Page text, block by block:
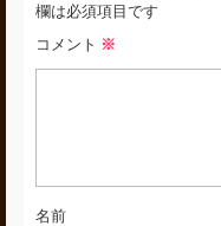
欄は必須項目です
コメント ※
名前